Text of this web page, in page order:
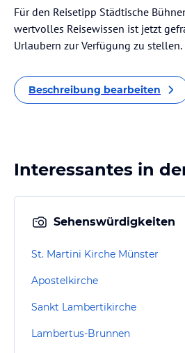
Für den Reisetipp Städtische
wertvolles Reisewissen ist jetzt
Urlaubern zur Verfügung zu stellen.
Beschreibung bearbeiten
Interessantes in
Sehenswürdigkeiten
St. Martini Kirche Münster
Apostelkirche
Sankt Lambertikirche
Lambertus-Brunnen